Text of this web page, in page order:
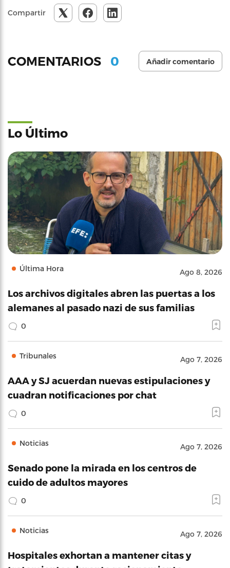
Compartir
COMENTARIOS 0 Añadir comentario
Lo Último
Última Hora Ago 8, 2026
Los archivos digitales abren las puertas a los
alemanes al pasado nazi de sus familias
0
Tribunales Ago 7, 2026
AAA y SJ acuerdan nuevas estipulaciones y
cuadran notificaciones por chat
0
Noticias Ago 7, 2026
Senado pone la mirada en los centros de
cuido de adultos mayores
0
Noticias Ago 7, 2026
Hospitales exhortan a mantener citas y